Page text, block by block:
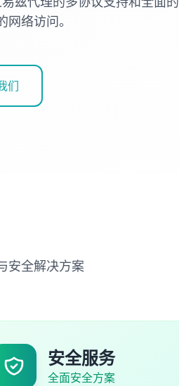
络访问。
们
安全解决方案
安全服务
全面安全方案